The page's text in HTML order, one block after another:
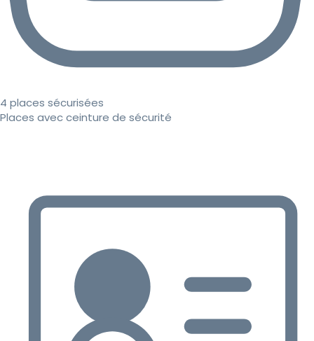
4 places sécurisées
Places avec ceinture de sécurité